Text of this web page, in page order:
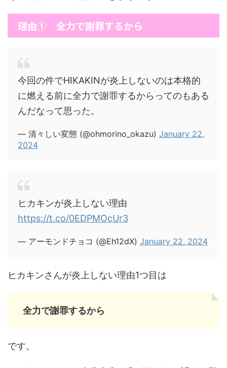
理由① 全力で謝罪するから
今回の件でHIKAKINが炎上しないのは本格的
に燃える前に全力で謝罪するからってのもある
んだなって思った。
— 清々しい変態 (@ohmorino_okazu) January 22,
2024
ヒカキンが炎上しない理由
https://t.co/0EDPMOcUr3
— アーモンドチョコ (@Eh12dX) January 22, 2024
ヒカキンさんが炎上しない理由1つ目は
全力で謝罪するから
です。